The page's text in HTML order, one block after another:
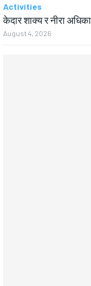
Activities
केदार शाक्य र नीरा
August 4, 2026